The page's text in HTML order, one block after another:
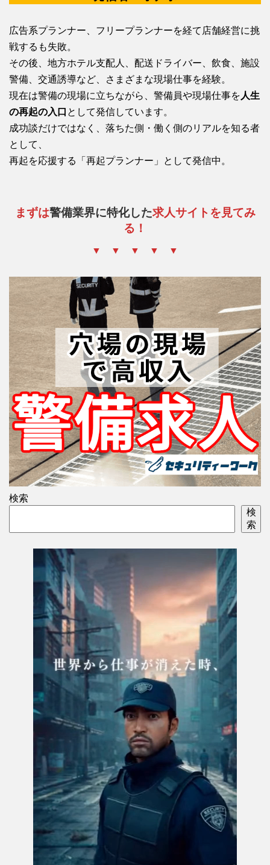
広告系プランナー、フリープランナーを経て店舗経営に挑
戦するも失敗。
その後、地方ホテル支配人、配送ドライバー、飲食、施設
警備、交通誘導など、さまざまな現場仕事を経験。
現在は警備の現場に立ちながら、警備員や現場仕事を 人生
の再起の入口 として発信しています。
成功談だけではなく、落ちた側・働く側のリアルを知る者
として、
再起を応援する「再起プランナー」として発信中。
まずは警備業界に特化した求人サイトを見てみ
る！
▼ ▼ ▼ ▼ ▼
検索
検
索